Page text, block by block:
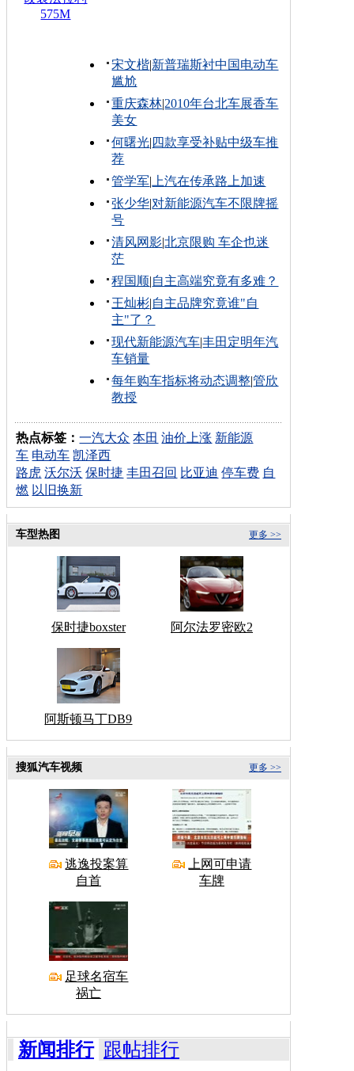
575M
宋文楷|新普瑞斯衬中国电动车
尴尬
重庆森林|2010年台北车展香车
美女
何曙光| 四款享受补贴中级车推
荐
管学军| 上汽在传承路上加速
张少华|对新能源汽车不限牌摇
号
清风网影|北京限购 车企也迷
茫
程国顺|自主高端究竟有多难？
王灿彬|自主品牌究竟谁"自
主"了？
现代新能源汽车|丰田定明年汽
车销量
每年购车指标将动态调整|管欣
教授
热点标签：一汽大众 本田 油价上涨 新能源
车 电动车 凯泽西
路虎 沃尔沃 保时捷 丰田召回 比亚迪 停车费 自
燃 以旧换新
更多 >>
车型热图
保时捷boxster 阿尔法罗密欧2
阿斯顿马丁DB9
更多 >>
搜狐汽车视频
逃逸投案算
自首
上网可申请
车牌
足球名宿车
祸亡
新闻排行 跟帖排行